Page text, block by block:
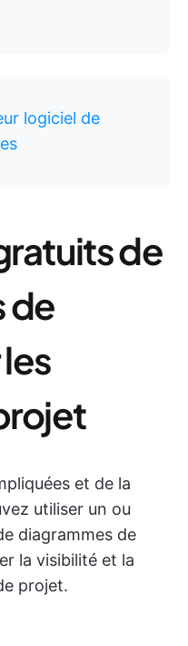
logiciel de
de
de
et de la
utiliser un ou
diagrammes de
la visibilité et la
projet.